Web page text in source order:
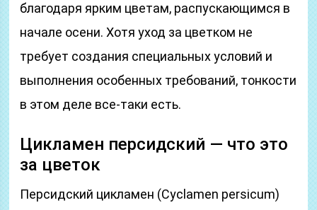
благодаря ярким цветам, распускающимся в
начале осени. Хотя уход за цветком не
требует создания специальных условий и
выполнения особенных требований, тонкости
в этом деле все-таки есть.
Цикламен персидский — что это
за цветок
Персидский цикламен (Cyclamen persicum)